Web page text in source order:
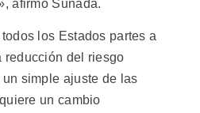
afirmó Sunada.
los Estados partes a
reducción del riesgo
simple ajuste de las
un cambio